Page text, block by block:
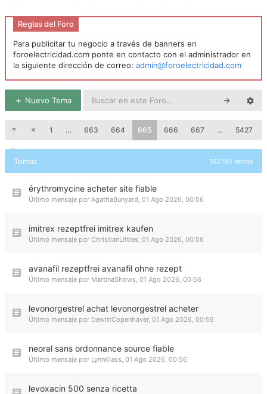
Reglas del Foro
Para publicitar tu negocio a través de banners en
foroelectricidad.com ponte en contacto con el administrador en
la siguiente dirección de correo: admin@foroelectricidad.com
Nuevo Tema
1 … 663 664 665 666 667 … 5427
Temas 162795 temas
érythromycine acheter site fiable
Último mensaje por AgathaBunyard, 01 Ago 2026, 00:56
imitrex rezeptfrei imitrex kaufen
Último mensaje por ChristianLittles, 01 Ago 2026, 00:56
avanafil rezeptfrei avanafil ohne rezept
Último mensaje por MartinaShows, 01 Ago 2026, 00:56
levonorgestrel achat levonorgestrel acheter
Último mensaje por DewittCopenhaver, 01 Ago 2026, 00:56
neoral sans ordonnance source fiable
Último mensaje por LynnKlass, 01 Ago 2026, 00:56
levoxacin 500 senza ricetta